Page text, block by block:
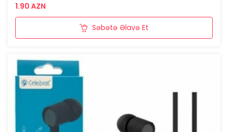
1.90 AZN
Səbətə Əlavə Et